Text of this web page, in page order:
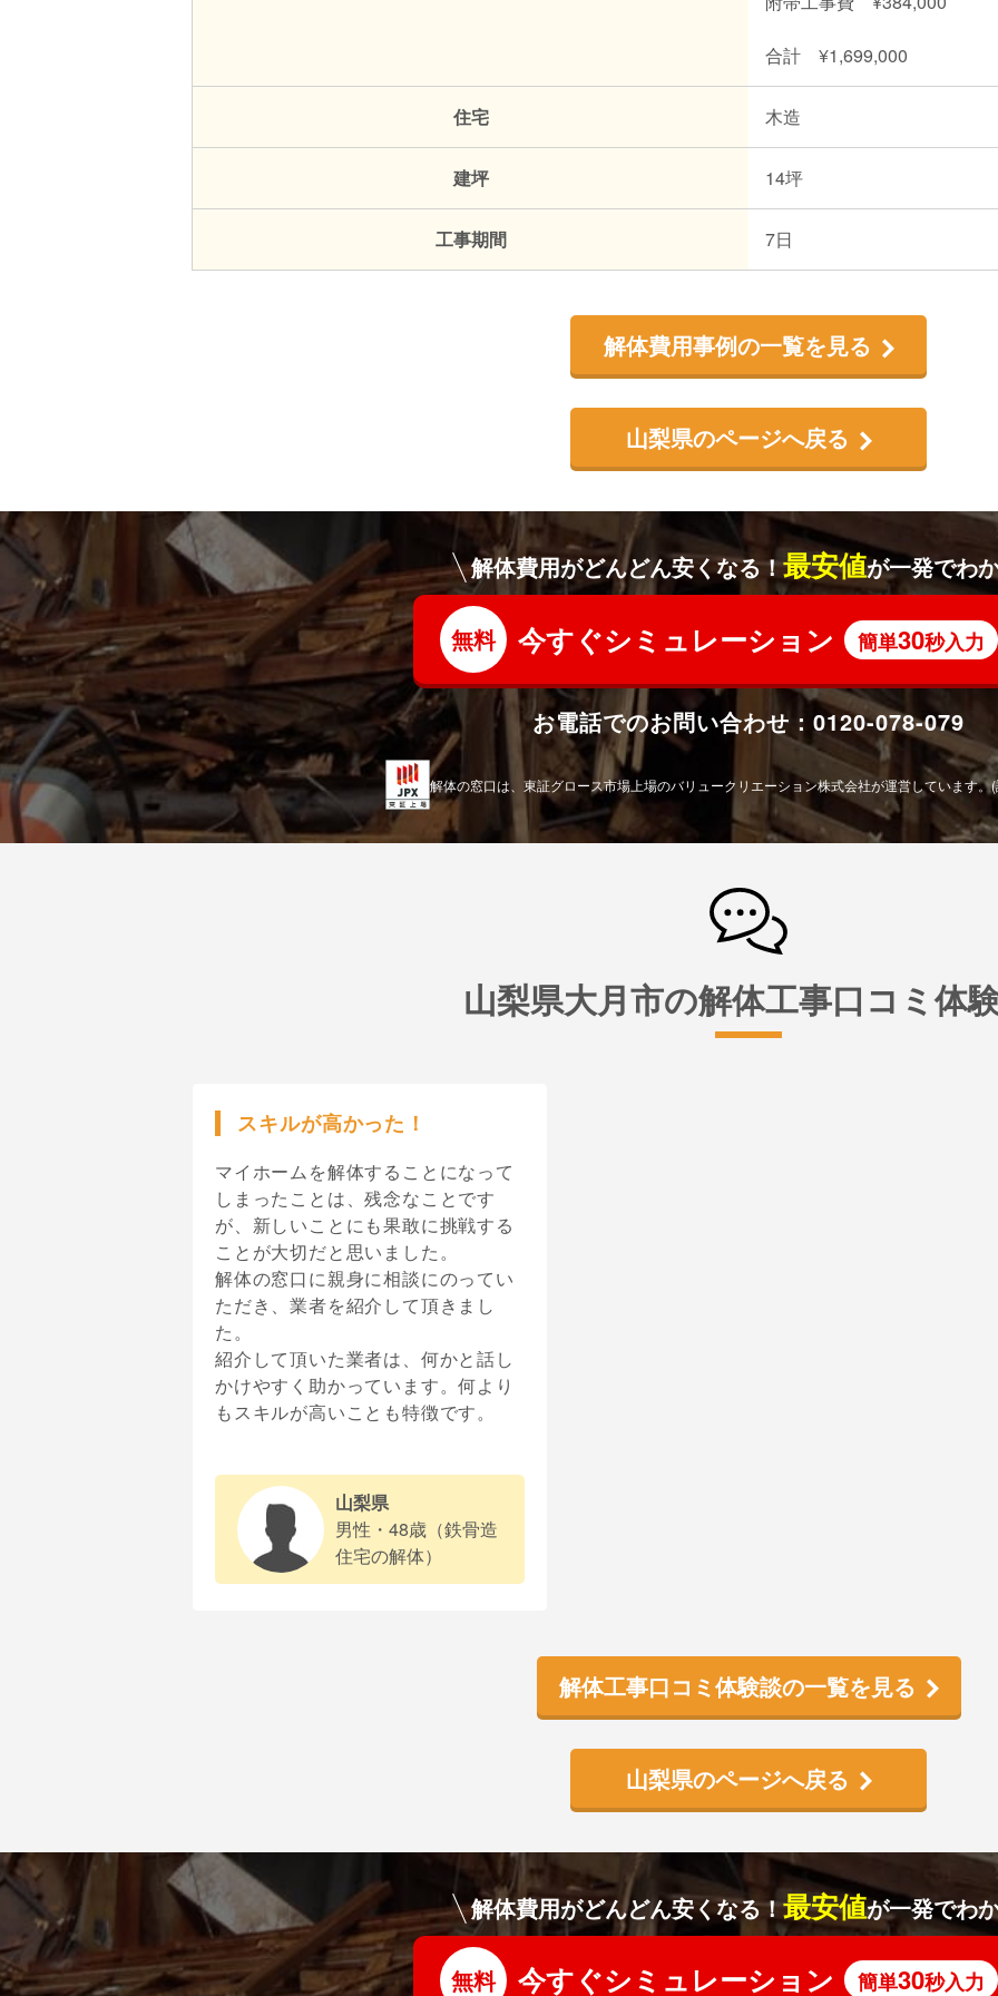
合計 ¥1,699,000
住宅 木造
建坪 14坪
工事期間 7日
解体費用事例の一覧を見る
山梨県のページへ戻る
解体費用がどんどん安くなる！最安値が一発でわ
無料 今すぐシミュレーション 簡単30秒入力
お電話でのお問い合わせ： 0120-078-079
解体の窓口は、東証グロース市場上場のバリュークリエーション株式会社が運営しています。
山梨県大月市の解体工事口コミ体
スキルが高かった！
マイホームを解体することになって
しまったことは、残念なことです
が、新しいことにも果敢に挑戦する
ことが大切だと思いました。
解体の窓口に親身に相談にのってい
ただき、業者を紹介して頂きまし
た。
紹介して頂いた業者は、何かと話し
かけやすく助かっています。何より
もスキルが高いことも特徴です。
山梨県
男性・48歳（鉄骨造
住宅の解体）
解体工事口コミ体験談の一覧を見る
山梨県のページへ戻る
解体費用がどんどん安くなる！最安値が一発でわ
無料 今すぐシミュレーション 簡単30秒入力